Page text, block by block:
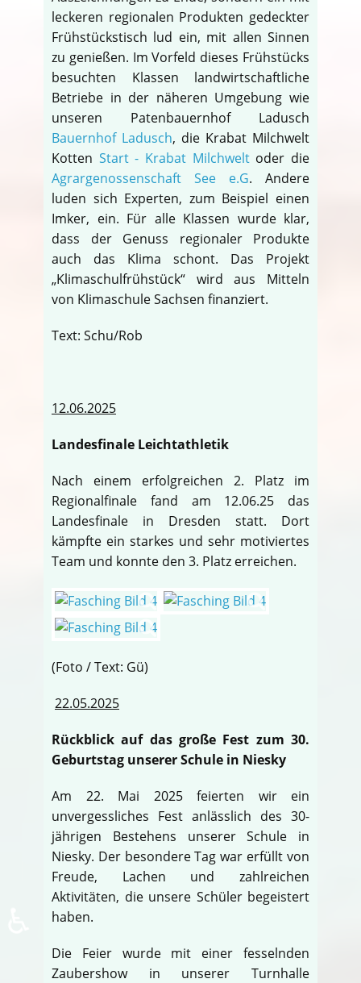
leckeren regionalen Produkten gedeckter
Frühstückstisch lud ein, mit allen Sinnen
zu genießen. Im Vorfeld dieses Frühstücks
besuchten Klassen landwirtschaftliche
Betriebe in der näheren Umgebung wie
unseren Patenbauernhof Ladusch
Bauernhof Ladusch, die Krabat Milchwelt
Kotten Start - Krabat Milchweltoder die
Agrargenossenschaft See e.G. Andere
luden sich Experten, zum Beispiel einen
Imker, ein. Für alle Klassen wurde klar,
dass der Genuss regionaler Produkte
auch das Klima schont. Das Projekt
„Klimaschulfrühstück“ wird aus Mitteln
von Klimaschule Sachsen finanziert.
Text: Schu/Rob
12.06.2025
Landesfinale Leichtathletik
Nach einem erfolgreichen 2. Platz im
Regionalfinale fand am 12.06.25 das
Landesfinale in Dresden statt. Dort
kämpfte ein starkes und sehr motiviertes
Team und konnte den 3. Platz erreichen.
(Foto / Text: Gü)
22.05.2025
Rückblick auf das große Fest zum 30.
Geburtstag unserer Schule in Niesky
Am 22. Mai 2025 feierten wir ein
unvergessliches Fest anlässlich des 30-
jährigen Bestehens unserer Schule in
Niesky. Der besondere Tag war erfüllt von
Freude, Lachen und zahlreichen
Aktivitäten, die unsere Schüler begeistert
haben.
Die Feier wurde mit einer fesselnden
Zaubershow in unserer Turnhalle